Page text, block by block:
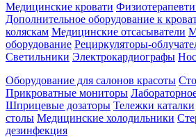
Медицинские кровати
Дополнительное оборудование к
коляскам Медицинские отсасыватели
оборудование Рециркуляторы-
Светильники Электрокардиографы
Оборудование для салонов красоты
Прикроватные мониторы
Шприцевые дозаторы Тележки каталки
столы Медицинские холодильники
дезинфекция